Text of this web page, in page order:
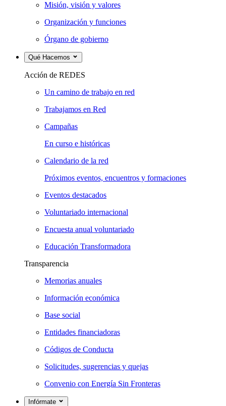
Misión, visión y valores
Organización y funciones
Órgano de gobierno
Qué Hacemos
Acción de REDES
Un camino de trabajo en red
Trabajamos en Red
Campañas
En curso e históricas
Calendario de la red
Próximos eventos, encuentros y formaciones
Eventos destacados
Voluntariado internacional
Encuesta anual voluntariado
Educación Transformadora
Transparencia
Memorias anuales
Información económica
Base social
Entidades financiadoras
Códigos de Conducta
Solicitudes, sugerencias y quejas
Convenio con Energía Sin Fronteras
Infórmate